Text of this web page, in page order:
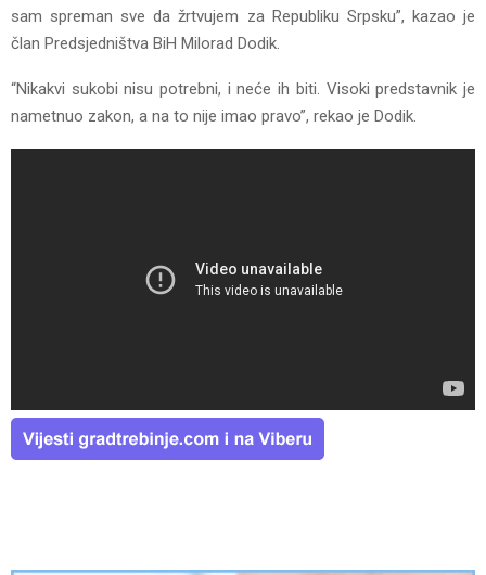
sam spreman sve da žrtvujem za Republiku Srpsku”, kazao je
član Predsjedništva BiH Milorad Dodik.
“Nikakvi sukobi nisu potrebni, i neće ih biti. Visoki predstavnik je
nametnuo zakon, a na to nije imao pravo”, rekao je Dodik.